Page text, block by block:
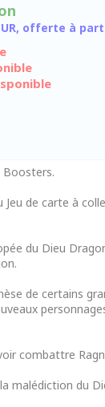
offerte à
Boosters.
Jeu de carte à
du Dieu
de certains
combattre
malédiction du